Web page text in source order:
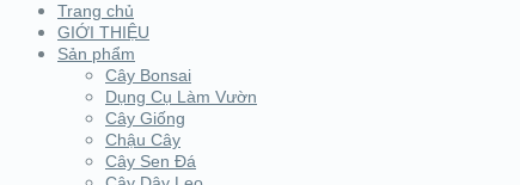
Trang chủ
GIỚI THIỆU
Sản phẩm
Cây Bonsai
Dụng Cụ Làm Vườn
Cây Giống
Chậu Cây
Cây Sen Đá